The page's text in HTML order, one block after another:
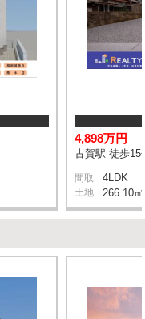
4,898万円
古賀駅 徒歩15
間取 4LDK
土地 266.10㎡